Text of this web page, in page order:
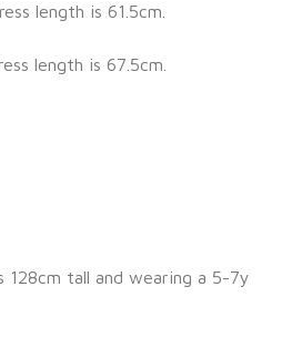
length is 61.5cm.
length is 67.5cm.
128cm tall and wearing a 5-7y